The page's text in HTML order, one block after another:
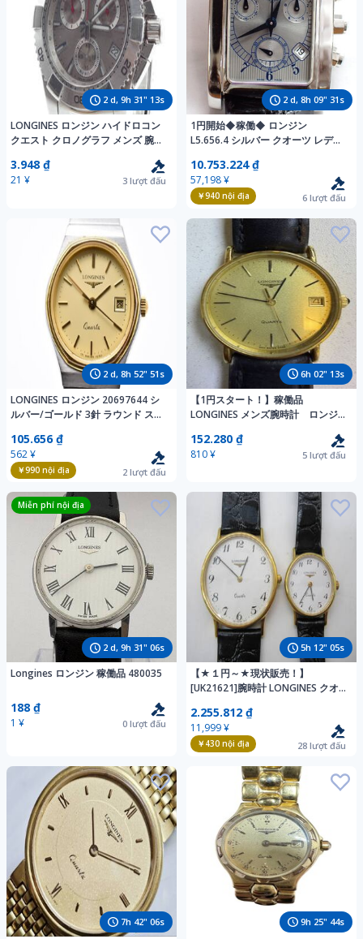
2 d, 9h 31" 11s
LONGINES ロンジン ハイドロコン
クエスト クロノグラフ メンズ 腕時
3.948 ₫
21 ¥ 3 lượt đấu
2 d, 8h 09" 29 s
1円開始◆稼働◆ ロンジン
L5.656.4 シルバー クオーツ レディ
10.753.224 ₫
57,198 ¥
￥940nội địa 6 lượt đấu
2 d, 8h 52" 49 s
LONGINES ロンジン 20697644 シ
ルバー/ゴールド 3針 ラウンド ステ
105.656 ₫
562 ¥
￥990nội địa 2 lượt đấu
6h 02" 11s
【1円スタート！】稼働品
LONGINES メンズ腕時計 ロンジ
0804
152.280 ₫
810 ¥ 5 lượt đấu
2 d, 9h 31" 04s
Miễn phí nội địa
Longines ロンジン 稼働品 480035
188 ₫
1 ¥ 0 lượt đấu
5h 12" 03s
【★１円～★現状販売！】
[UK21621]腕時計 LONGINES クオ
ディースをセットで1円～スター
ト！★
2.255.812 ₫
11,999 ¥
￥430nội địa 28 lượt đấu
7h 42" 04s 9h 25" 42s